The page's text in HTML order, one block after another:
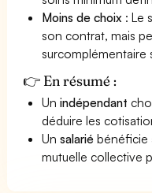
Moins de choix : Le
son contrat, mais
surcomplémentaire
👉 En résumé :
Unindépendant
déduire les
Unsalarié bénéficie
mutuelle collective